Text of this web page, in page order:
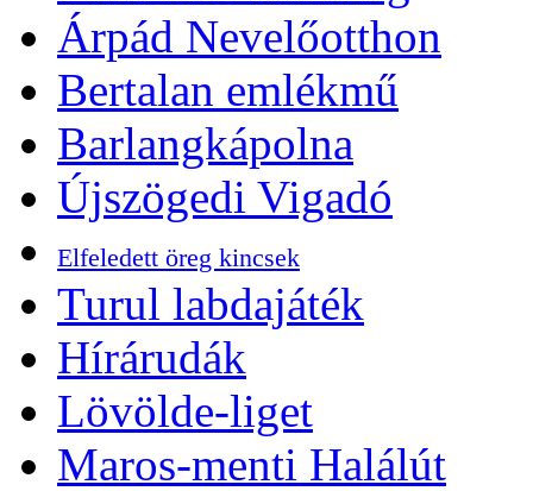
Árpád Nevelőotthon
Bertalan emlékmű
Barlangkápolna
Újszögedi Vigadó
Elfeledett öreg kincsek
Turul labdajáték
Hírárudák
Lövölde-liget
Maros-menti Halálút